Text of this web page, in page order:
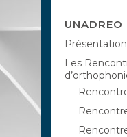
UNADREO
Les